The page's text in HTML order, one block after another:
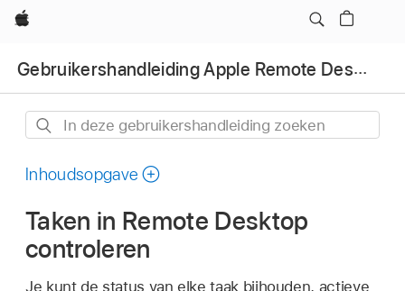
Apple
Gebruikershandleiding Apple Remote Desktop
In
gebruikershandleiding
Inhoudsopgave
Taken in Remote Desktop
controleren
Je kunt de status van elke taak bijhouden, actieve